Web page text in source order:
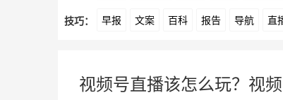
爱奇艺 美柚 美图 最右 神马
技巧： 早报 文案 百科 报告 导航 直
视频号直播该怎么玩？视